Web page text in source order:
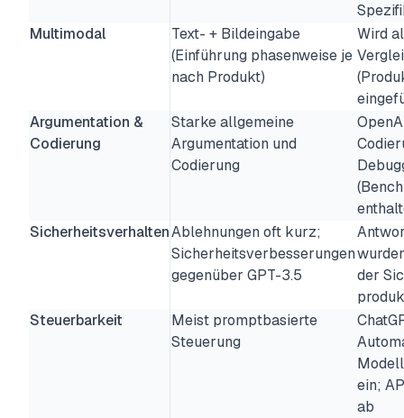
Multimodal
Text- + Bildeingabe
(Einführung phasenweise je
nach Produkt)
Wird
Argumentation &
Codierung
Starke allgemeine
Argumentation und
Codierung
SicherheitsverhaltenAblehnungen oft kurz;
Sicherheitsverbesserungen
gegenüber GPT-3.5
der
Steuerbarkeit
Meist promptbasierte
Steuerung
ein;
ab